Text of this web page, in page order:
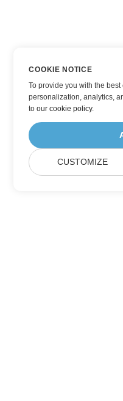
COOKIE NOTICE
To provide you with the
personalization, analytics,
toour cookie policy.
CUSTOMIZE